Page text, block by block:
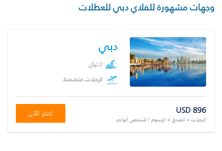
وجهات مشهورة للفلاي دبي للعطلات
دبي
2 ليال
الرحلات متضمنة
USD 896
الرحلات + الفندق + الرسوم / للشخص الواحد
احجز الآن